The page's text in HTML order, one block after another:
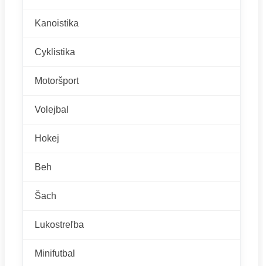
Kanoistika
Cyklistika
Motoršport
Volejbal
Hokej
Beh
Šach
Lukostreľba
Minifutbal